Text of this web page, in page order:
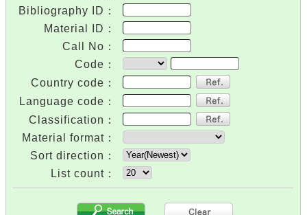
Bibliography ID：
Material ID：
Call No：
Code：
Country code：
Language code：
Classification：
Material format：
Sort direction：
List count：